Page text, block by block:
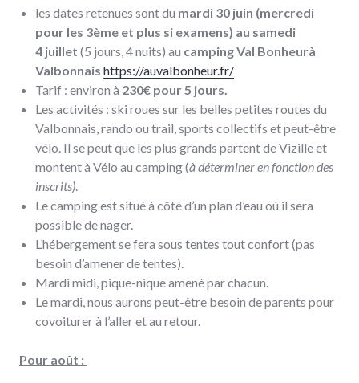
les dates retenues sont du mardi 30 juin (mercredi
pour les 3ème et plus si examens) au samedi
4 juillet (5 jours, 4 nuits) au camping Val Bonheurà
Valbonnais https://auvalbonheur.fr/
Tarif : environ à 230€ pour 5 jours.
Les activités : ski roues sur les belles petites routes du
Valbonnais, rando ou trail, sports collectifs et peut-être
vélo. Il se peut que les plus grands partent de Vizille et
montent à Vélo au camping (à déterminer en fonction des
inscrits)
Le camping est situé à côté d’un plan d’eau où il sera
possible de nager.
L’hébergement se fera sous tentes tout confort (pas
besoin d’amener de tentes).
Mardi midi, pique-nique amené par chacun.
Le mardi, nous aurons peut-être besoin de parents pour
covoiturer à l’aller et au retour.
Pour août :